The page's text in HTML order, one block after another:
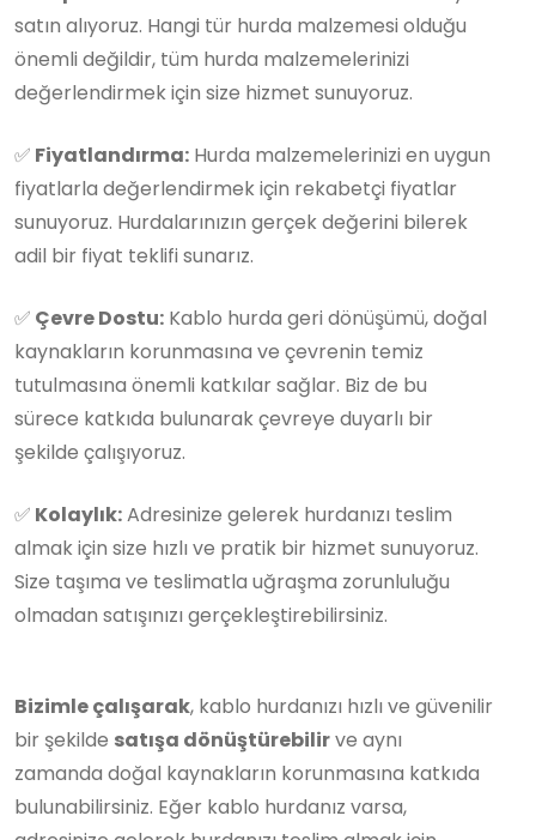
satın alıyoruz. Hangi tür hurda malzemesi olduğu
önemli değildir, tüm hurda malzemelerinizi
değerlendirmek için size hizmet sunuyoruz.
✅ Fiyatlandırma: Hurda malzemelerinizi en uygun
fiyatlarla değerlendirmek için rekabetçi fiyatlar
sunuyoruz. Hurdalarınızın gerçek değerini bilerek
adil bir fiyat teklifi sunarız.
✅ Çevre Dostu: Kablo hurda geri dönüşümü, doğal
kaynakların korunmasına ve çevrenin temiz
tutulmasına önemli katkılar sağlar. Biz de bu
sürece katkıda bulunarak çevreye duyarlı bir
şekilde çalışıyoruz.
✅ Kolaylık:Adresinize gelerek hurdanızı teslim
almak için size hızlı ve pratik bir hizmet sunuyoruz.
Size taşıma ve teslimatla uğraşma zorunluluğu
olmadan satışınızı gerçekleştirebilirsiniz.
Bizimle çalışarak, kablo hurdanızı hızlı ve güvenilir
bir şekilde satışa dönüştürebilirve aynı
zamanda doğal kaynakların korunmasına katkıda
bulunabilirsiniz. Eğer kablo hurdanız varsa,